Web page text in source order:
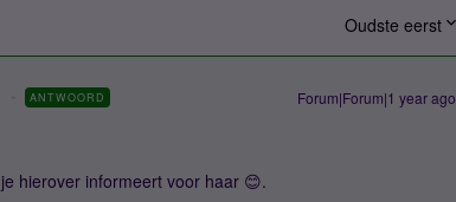
Oudste eerst
ANTWOORD Forum|Forum|1 year ago
hierover informeert voor haar 😊.